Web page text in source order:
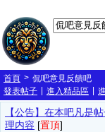
首頁 > 侃吧意見反饋吧
發表帖子
進入精品區
【公告】在本吧凡是
理内容 [置頂]